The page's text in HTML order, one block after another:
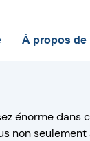
À propos de
énorme
non